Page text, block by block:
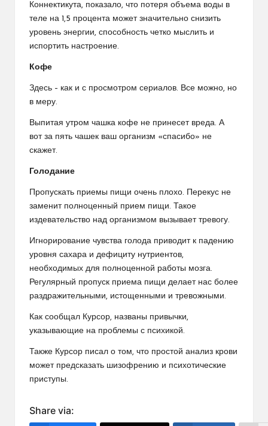
Коннектикута, показало, что потеря объема воды в
теле на 1,5 процента может значительно снизить
уровень энергии, способность четко мыслить и
испортить настроение.
Кофе
Здесь – как и с просмотром сериалов. Все можно, но
в меру.
Выпитая утром чашка кофе не принесет вреда. А
вот за пять чашек ваш организм «спасибо» не
скажет.
Голодание
Пропускать приемы пищи очень плохо. Перекус не
заменит полноценный прием пищи. Такое
издевательство над организмом вызывает тревогу.
Игнорирование чувства голода приводит к падению
уровня сахара и дефициту нутриентов,
необходимых для полноценной работы мозга.
Регулярный пропуск приема пищи делает нас более
раздражительными, истощенными и тревожными.
Как сообщал Курсор, названы привычки,
указывающие на проблемы с психикой.
Также Курсор писал о том, что простой анализ крови
может предсказать шизофрению и психотические
приступы.
Share via: